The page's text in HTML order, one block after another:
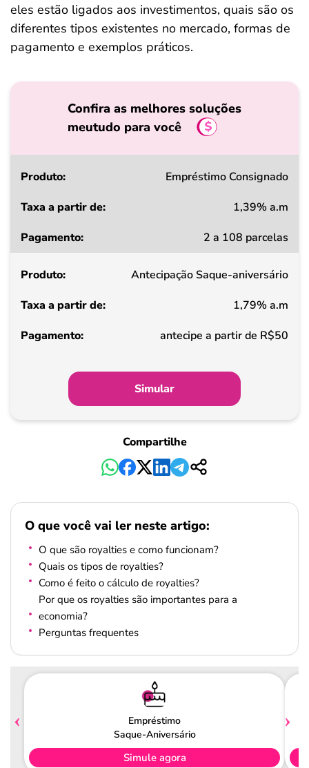
eles estão ligados aos investimentos, quais são os
diferentes tipos existentes no mercado, formas de
pagamento e exemplos práticos.
Confira as melhores soluções
meutudo para você
Produto
a
de
Pagamento
Empréstimo Consignado
1,39% a.m
2 a 108 parcelas
Antecipação Saque-aniversário
1,79% a.m
antecipe a partir de R$50
Simular
Compartilhe
O que você vai ler neste artigo:
O que são royalties e como funcionam?
Quais os tipos de royalties?
Como é feito o cálculo de royalties?
Por que os royalties são importantes para a
economia?
Perguntas frequentes
Empréstimo
Saque-Aniversário
Simule agora